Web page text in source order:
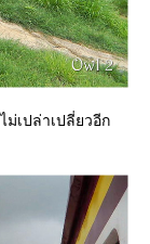
เปล่าเปลี่ยวอีก